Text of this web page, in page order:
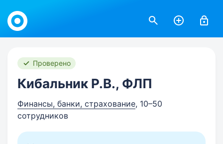
Work.ua
Проверено
Кибальник Р.В., ФЛП
Финансы, банки, страхование, 10–50
сотрудников